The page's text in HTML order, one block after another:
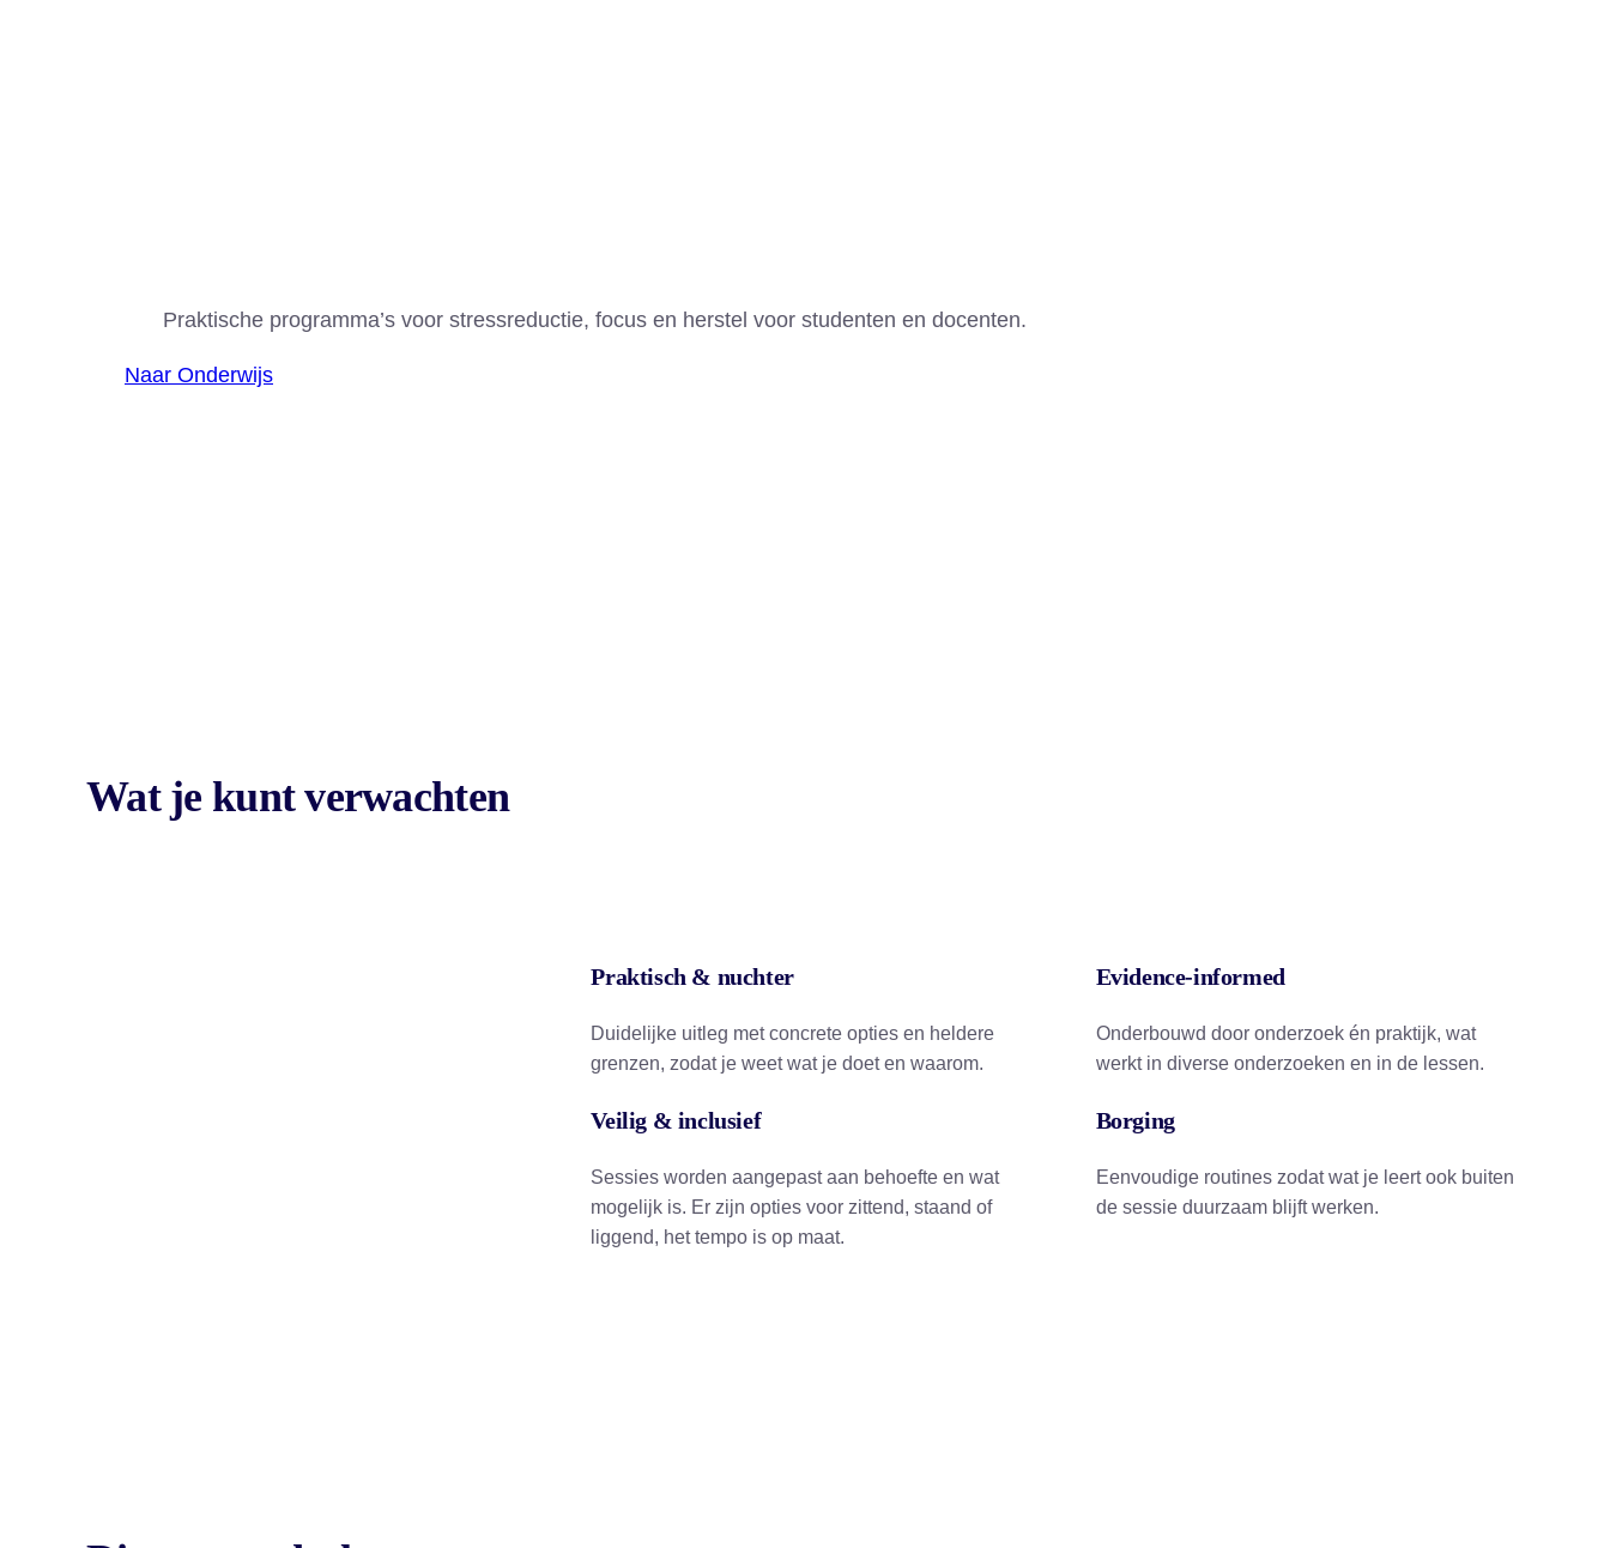
Praktische programma’s voor stressreductie, focus en herstel voor studenten en docenten.
Naar Onderwijs
Wat je kunt verwachten
Praktisch & nuchter
Duidelijke uitleg met concrete opties en heldere
grenzen, zodat je weet wat je doet en waarom.
Veilig & inclusief
Sessies worden aangepast aan behoefte en wat
mogelijk is. Er zijn opties voor zittend, staand of
liggend, het tempo is op maat.
Evidence-informed
Onderbouwd door onderzoek én praktijk, wat
werkt in diverse onderzoeken en in de lessen.
Borging
Eenvoudige routines zodat wat je leert ook buiten
de sessie duurzaam blijft werken.